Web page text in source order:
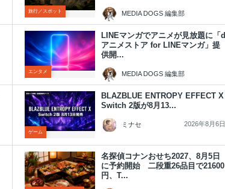
旅行／スポット MEDIA DOGS 編集部
エンタメ
LINEマンガでアニメが見放題に「d
アニメストア for LINEマンガ」提
供開...
MEDIA DOGS 編集部
ゲーム
BLAZBLUE ENTROPY EFFECT X
Switch 2版が8月13...
ミナセ 2026年8月6日
名探偵コナンおせち2027、8月5日
に予約開始 二段重26品目で21600
円、T...